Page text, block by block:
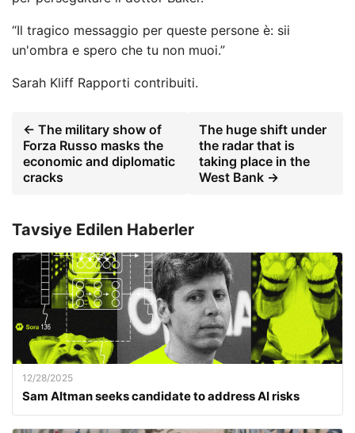
“Il tragico messaggio per queste persone è: sii
un'ombra e spero che tu non muoi.”
Sarah Kliff Rapporti contribuiti.
← The military show of
Forza Russo masks the
economic and diplomatic
cracks
The huge shift under
the radar that is
taking place in the
West Bank →
Tavsiye Edilen Haberler
12/28/2025
Sam Altman seeks candidate to address AI risks